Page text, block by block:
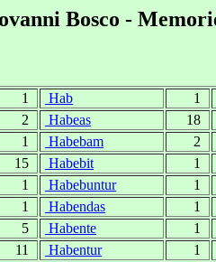
Bosco -
1 Hab
1
2 Habeas
18
1 Habebam
2
15 Habebit
1
1 Habebuntur
1
1 Habendas
1
5 Habente
1
11 Habentur
1